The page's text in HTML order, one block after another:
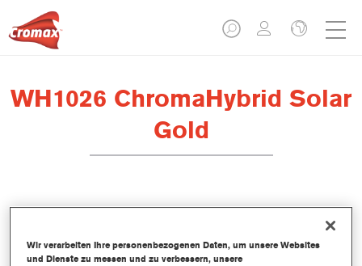
WH1026 ChromaHybrid Solar
Gold
Produktmerkmale
Wir verarbeiten Ihre personenbezogenen Daten, um unsere Websites
und Dienste zu messen und zu verbessern, unsere